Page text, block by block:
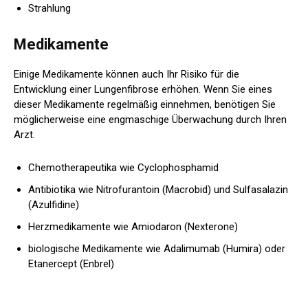
Strahlung
Medikamente
Einige Medikamente können auch Ihr Risiko für die
Entwicklung einer Lungenfibrose erhöhen. Wenn Sie eines
dieser Medikamente regelmäßig einnehmen, benötigen Sie
möglicherweise eine engmaschige Überwachung durch Ihren
Arzt.
Chemotherapeutika wie Cyclophosphamid
Antibiotika wie Nitrofurantoin (Macrobid) und Sulfasalazin
(Azulfidine)
Herzmedikamente wie Amiodaron (Nexterone)
biologische Medikamente wie Adalimumab (Humira) oder
Etanercept (Enbrel)